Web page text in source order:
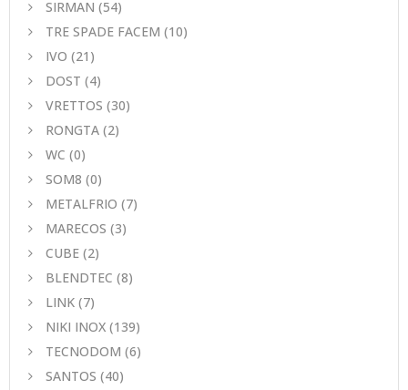
SIRMAN (54)
TRE SPADE FACEM (10)
IVO (21)
DOST (4)
VRETTOS (30)
RONGTA (2)
WC (0)
SOM8 (0)
METALFRIO (7)
MARECOS (3)
CUBE (2)
BLENDTEC (8)
LINK (7)
NIKI INOX (139)
TECNODOM (6)
SANTOS (40)